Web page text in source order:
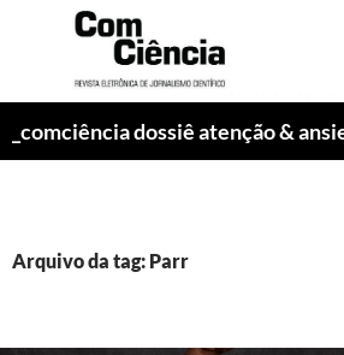
_comciência dossiê atenção &
Arquivo da tag: Parr